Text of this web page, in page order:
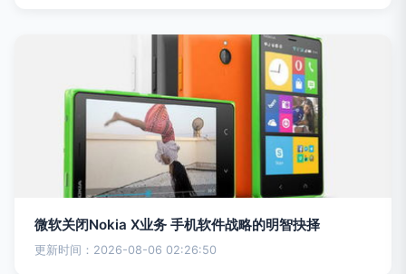
微软关闭Nokia X业务 手机软件战略的明智抉择
更新时间：2026-08-06 02:26:50